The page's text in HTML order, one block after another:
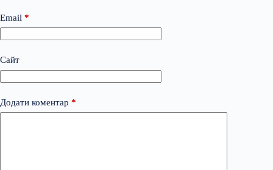
Email *
Сайт
Додати коментар *